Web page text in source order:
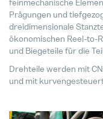
Prägungen und
dreidimensionale
ökonomischen Reel-to-
und Biegeteile für die
Drehteile werden mit
und mit